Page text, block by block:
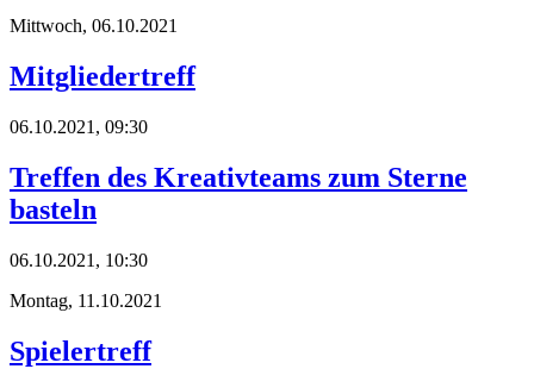
Mittwoch, 06.10.2021
Mitgliedertreff
06.10.2021, 09:30
Treffen des Kreativteams zum Sterne
basteln
06.10.2021, 10:30
Montag, 11.10.2021
Spielertreff